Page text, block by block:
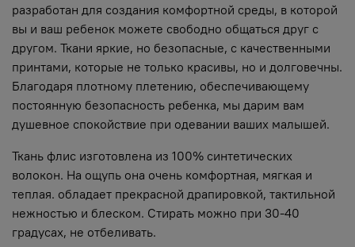
разработан для создания комфортной среды, в которой
вы и ваш ребенок можете свободно общаться друг с
другом. Ткани яркие, но безопасные, с качественными
принтами, которые не только красивы, но и долговечны.
Благодаря плотному плетению, обеспечивающему
постоянную безопасность ребенка, мы дарим вам
душевное спокойствие при одевании ваших малышей.
Ткань флис изготовлена из 100% синтетических
волокон. На ощупь она очень комфортная, мягкая и
теплая. обладает прекрасной драпировкой, тактильной
нежностью и блеском. Стирать можно при 30-40
градусах, не отбеливать.